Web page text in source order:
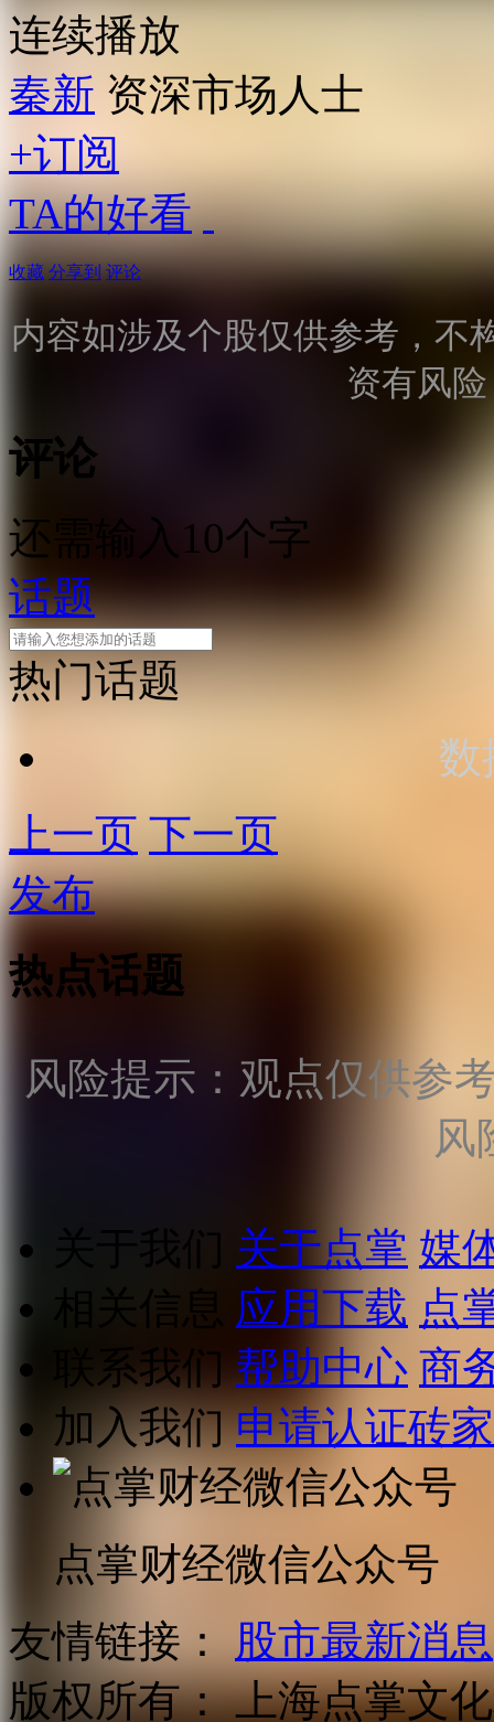
连续播放
秦新 资深市场人士
+订阅
TA的好看
收藏 分享到 评论
内容如涉及个股仅供参考，不
资有风
评论
还需输入10个字
话题
热门话题
数
上一页 下一页
发布
热点话题
风险提示：观点仅供参
风
关于点掌 媒
应用下载 点
联系我们 帮助中心 商
加入我们 申请认证砖家
点掌财经微信公众号
友情链接：
股市最新消息
版权所有： 上海点掌文